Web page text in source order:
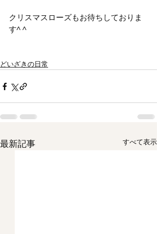
クリスマスローズもお待ちしておりま
す^ ^
どいざきの日常
最新記事 すべて表示